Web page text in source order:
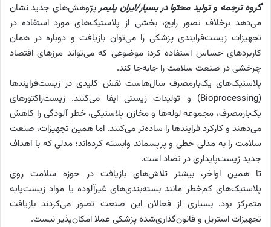
گروه ترجمه و تولید محتوا در بسپار/ایران پلیمرپژوهش‌های جدید نشان
می‌دهد برخلاف تصور رایج، بخشی از پلاستیک‌های مورد استفاده در
تجهیزات زیست‌فرایندی پزشکی را می‌توان بازیافت و دوباره در همان
کاربردهای حساس استفاده کرد؛ موضوعی که می‌تواند مرزهای اقتصاد
چرخشی در صنعت سلامت را جابه‌جا کند.
پلاستیک‌های یک‌بارمصرف سال‌هاست نقش کلیدی در زیست‌فرایندها
(Bioprocessing) و تولیدات زیستی ایفا می‌کنند. زیست‌راکتورهای
یک‌بارمصرف، مجموعه لوله‌ها و مخازن پلاستیکی، خطر آلودگی را کاهش
می‌دهند و کارکرد فرایندها را ساده‌تر می‌کنند. اما همین تجهیزات، صنعت
سلامت را به مدلی خطی و پرپسماند وابسته کرده‌اند؛ مدلی که با اهداف
جدید زیست‌پایداری در تضاد است.
تا همین اواخر، بیشتر تلاش‌های بازیافت در حوزه سلامت روی
پلاستیک‌های کم‌خطر مانند بسته‌بندی‌های غیرآلوده یا مواد زیست‌پایه
متمرکز بود. بسیاری از فعالان این صنعت تصور می‌کردند بازیافت
تجهیزات استریل و قانون‌گذاری‌شده پزشکی عملا امکان‌پذیر نیست.